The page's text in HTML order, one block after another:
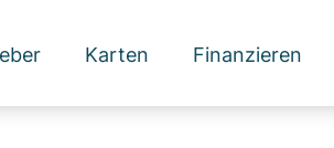
Karten Finanzieren